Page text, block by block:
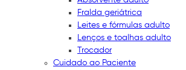
Fralda geriátrica
Leites e fórmulas adulto
Lenços e toalhas adulto
Trocador
Cuidado ao Paciente